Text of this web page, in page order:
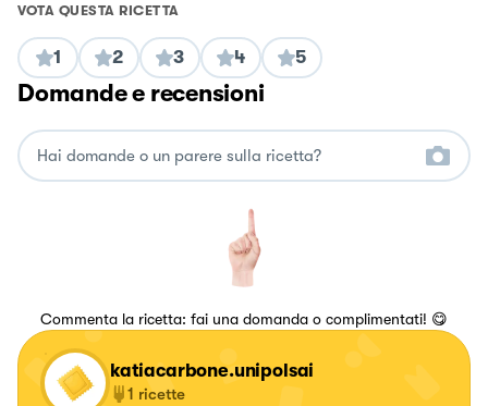
VOTA QUESTA RICETTA
1 2 3 4 5
Domande e recensioni
Commenta la ricetta: fai una domanda o complimentati! 😋
katiacarbone.unipolsai
1 ricette